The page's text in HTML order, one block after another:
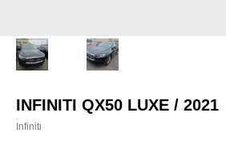
INFINITI QX50 LUXE / 2021
Infiniti